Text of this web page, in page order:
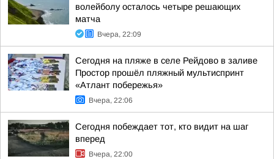
волейболу осталось четыре решающих
матча
Вчера, 22:09
Сегодня на пляже в селе Рейдово в заливе
Простор прошёл пляжный мультиспринт
«Атлант побережья»
Вчера, 22:06
Сегодня побеждает тот, кто видит на шаг
вперед
Вчера, 22:00